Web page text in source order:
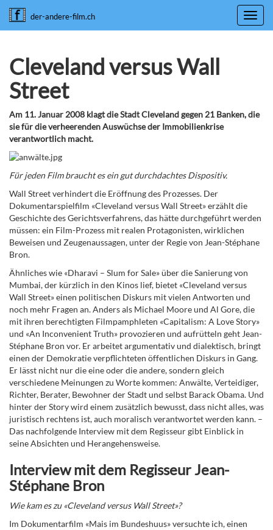
der-andere-film.ch
Cleveland versus Wall
Street
Am 11. Januar 2008 klagt die Stadt Cleveland gegen 21 Banken, die
sie für die verheerenden Auswüchse der Immobilienkrise
verantwortlich macht.
Für jeden Film braucht es ein gut durchdachtes Dispositiv.
Wall Street verhindert die Eröffnung des Prozesses. Der
Dokumentarspielfilm «Cleveland versus Wall Street» erzählt die
Geschichte des Gerichtsverfahrens, das hätte durchgeführt werden
müssen: ein Film-Prozess mit realen Protagonisten, wirklichen
Beweisen und Zeugenaussagen, unter der Regie von Jean-Stéphane
Bron.
Ähnliches wie «Dharavi – Slum for Sale» über die Sanierung von
Mumbai, der kürzlich in den Kinos lief, bietet «Cleveland versus
Wall Street» einen politischen Diskurs mit vielen Antworten und
noch mehr Fragen an. Anders als Michael Moore und Al Gore, die
mit ihren berechtigten Filmpamphleten «Capitalism: A Love Story»
und «An Inconvenient Truth» provozieren und aufrütteln geht Jean-
Stéphane Bron vor. Er arbeitet argumentativ und dialektisch, bringt
einen der Demokratie verpflichteten öffentlichen Diskurs in Gang.
Er lässt nicht nur die eine oder die andere, sondern gleich
verschiedene Meinungen zu Worte kommen: Anwälte, Verteidiger,
Richter, Berater, Bewohner der Stadt und selbst Barack Obama. Und
hinter der Story wird einem zusätzlich bewusst, dass nicht alles, was
juristisch rechtens ist, auch moralisch verantwortet werden kann. –
Das nachfolgende Interview mit dem Regisseur gibt Einblick in
seine Absichten und Herangehensweise.
Interview mit dem Regisseur Jean-
Stéphane Bron
Wie kam es zu «Cleveland versus Wall Street»?
Im Dokumentarfilm «Mais im Bundeshuus» versuchte ich, einen